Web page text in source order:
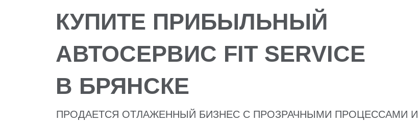
КУПИТЕ ПРИБЫЛЬНЫЙ
АВТОСЕРВИС FIT SERVICE
В БРЯНСКЕ
ПРОДАЕТСЯ ОТЛАЖЕННЫЙ БИЗНЕС С ПРОЗРАЧНЫМИ ПРОЦЕССАМИ И